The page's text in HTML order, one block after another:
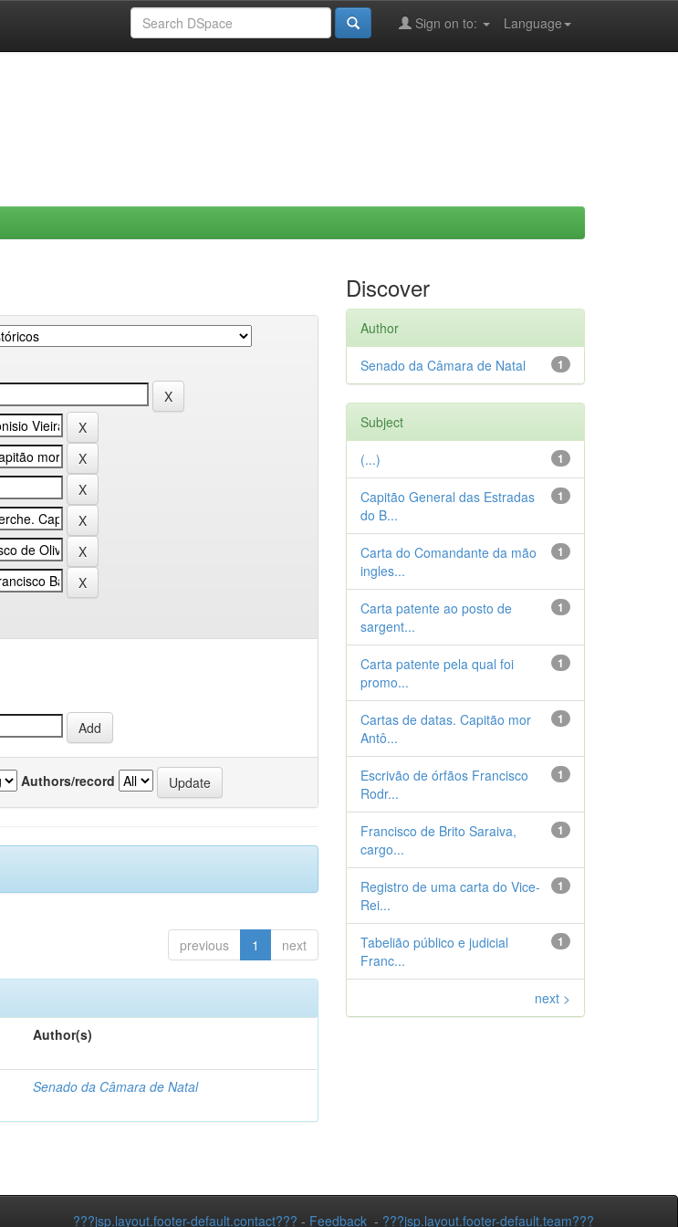
Language
Sign on to:
Authors/record
previous 1 next
Author(s)
Senado da Câmara de Natal
Discover
Author
1
Senado da Câmara de Natal
Subject
1
(...)
1
Capitão General das Estradas
do B...
1
Carta do Comandante da mão
ingles...
1
Carta patente ao posto de
sargent...
1
Carta patente pela qual foi
promo...
1
Cartas de datas. Capitão mor
Antô...
1
Escrivão de órfãos Francisco
Rodr...
1
Francisco de Brito Saraiva,
cargo...
1
Registro de uma carta do Vice-
Rei...
1
Tabelião público e judicial
Franc...
next >
???jsp.layout.footer-default.contact??? - Feedback - ???jsp.layout.footer-default.team???